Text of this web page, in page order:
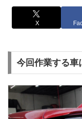
X
今回作業する